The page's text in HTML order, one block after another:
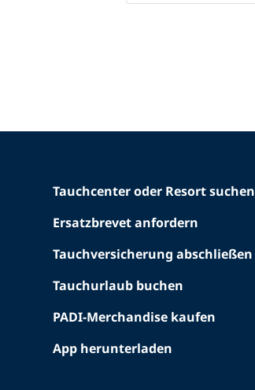
Tauchcenter oder Resort suchen
Ersatzbrevet anfordern
Tauchversicherung abschließen
Tauchurlaub buchen
PADI-Merchandise kaufen
App herunterladen